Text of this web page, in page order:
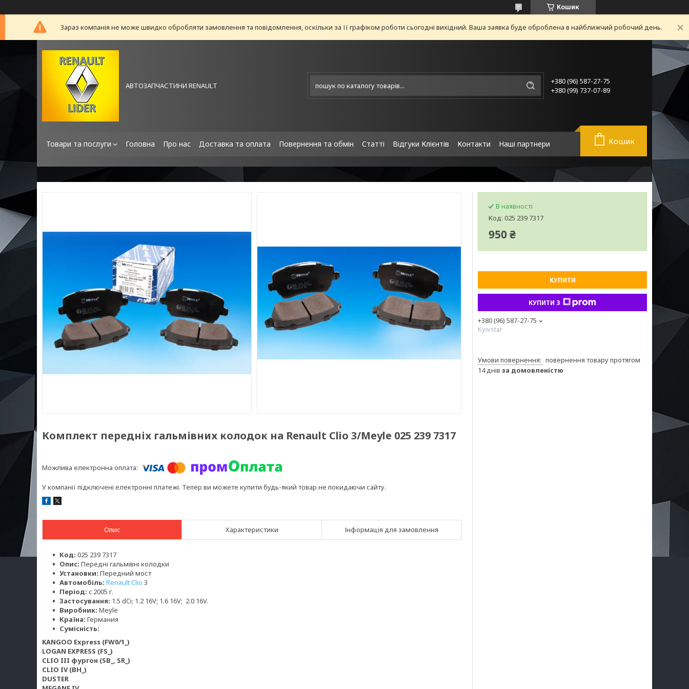
Кошик
Зараз компанія не може швидко обробляти замовлення та повідомлення, оскільки за її графіком роботи сьогодні вихідний. Ваша заявка буде оброблена в найближчий робочий день.
АВТОЗАПЧАСТИНИ RENAULT
+380 (96) 587-27-75
+380 (99) 737-07-89
Товари та послуги Головна Про нас Доставка та оплата Повернення та обмін Статті Відгуки Клієнтів Контакти Наші партнери Кошик
Комплект передніх гальмівних колодок на Renault Clio 3/Meyle 025 239 7317
У компанії підключені електронні платежі. Тепер ви можете купити будь-який товар не покидаючи сайту.
Опис Характеристики Інформація для замовлення
Код: 025 239 7317
Опис: Передні гальмівні колодки
Установки: Передний мост
Автомобіль: Renault Clio 3
Період: c 2005 г.
Застосування: 1.5 dCi; 1.2 16V; 1.6 16V; 2.0 16V.
Виробник: Meyle
Країна: Германия
Сумісність:
KANGOO Express (FW0/1_)
LOGAN EXPRESS (FS_)
CLIO III фургон (SB_, SR_)
CLIO IV (BH_)
DUSTER
В наявності
Код: 025 239 7317
950 ₴
КУПИТИ
КУПИТИ З
+380 (96) 587-27-75
Kyivstar
повернення товару протягом
14 днів за домовленістю